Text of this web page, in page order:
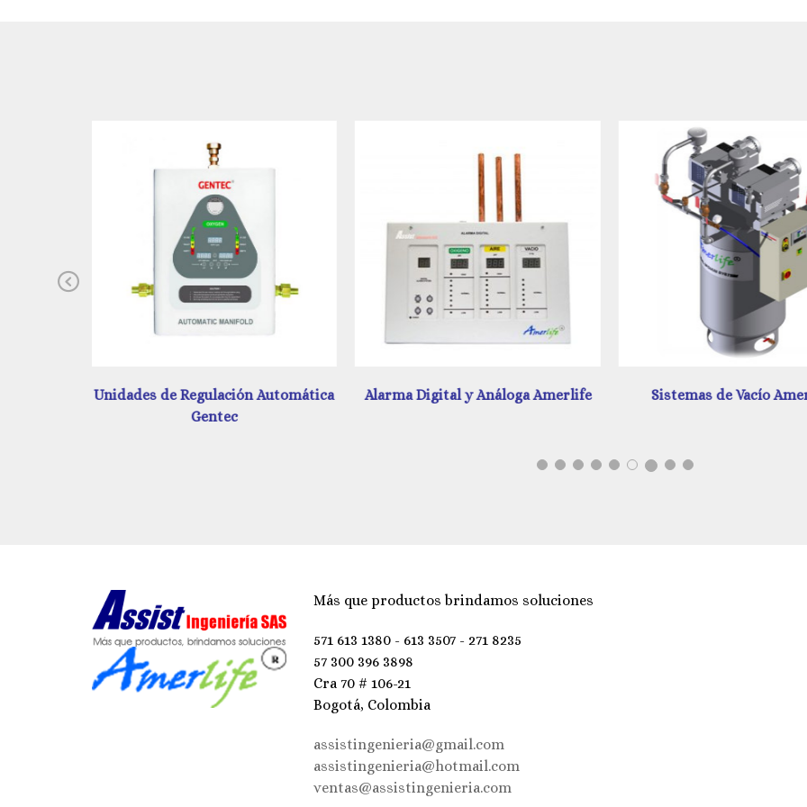
Previous
Alarma Digital y Análoga Amerlife Sistemas de Vacío Amerlife Unidad de Regulación
Más que productos brindamos soluciones
571 613 1380 - 613 3507 - 271 8235
57 300 396 3898
Cra 70 # 106-21
Bogotá, Colombia
assistingenieria@gmail.com
assistingenieria@hotmail.com
ventas@assistingenieria.com